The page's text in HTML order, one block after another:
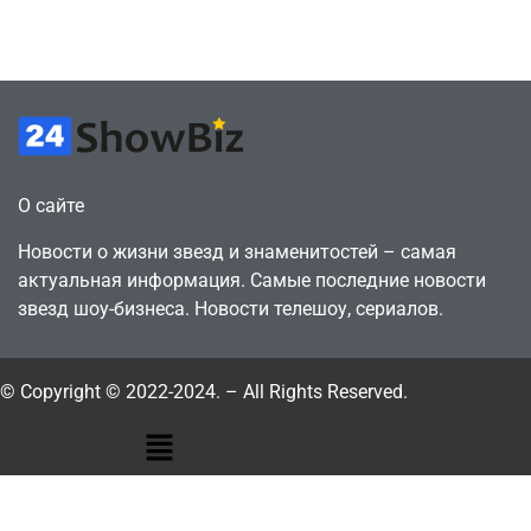
О сайте
Новости о жизни звезд и знаменитостей – самая
актуальная информация. Самые последние новости
звезд шоу-бизнеса. Новости телешоу, сериалов.
© Copyright © 2022-2024. – All Rights Reserved.